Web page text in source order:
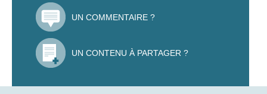
UN COMMENTAIRE ?
UN CONTENU À PARTAGER ?